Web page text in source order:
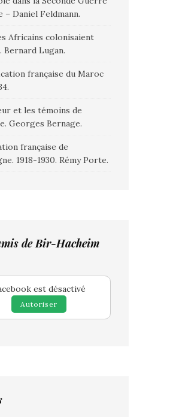
– Daniel Feldmann.
Africains colonisaient
Bernard Lugan.
française du Maroc
et les témoins de
Georges Bernage.
française de
1918-1930. Rémy Porte.
de Bir-Hacheim
est désactivé
Autoriser